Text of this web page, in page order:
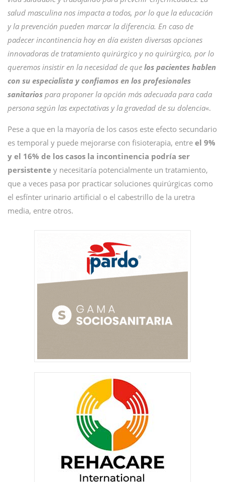
salud masculina nos impacta a todos, por lo que la educación
y la prevención pueden marcar la diferencia. En caso de
padecer incontinencia hoy en día existen diversas opciones
innovadoras de tratamiento quirúrgico y no quirúrgico, por lo
queremos insistir en la necesidad de que los pacientes hablen
con su especialista y confiamos en los profesionales
sanitarios para proponer la opción más adecuada para cada
persona según las expectativas y la gravedad de su dolencia«.
Pese a que en la mayoría de los casos este efecto secundario
es temporal y puede mejorarse con fisioterapia, entre el 9%
y el 16% de los casos la incontinencia podría ser
persistente y necesitaría potencialmente un tratamiento,
que a veces pasa por practicar soluciones quirúrgicas como
el esfínter urinario artificial o el cabestrillo de la uretra
media, entre otros.